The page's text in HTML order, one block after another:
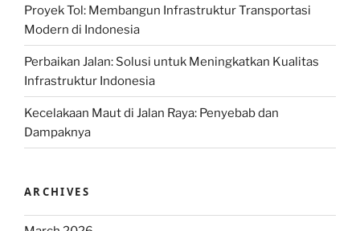
Proyek Tol: Membangun Infrastruktur Transportasi
Modern di Indonesia
Perbaikan Jalan: Solusi untuk Meningkatkan Kualitas
Infrastruktur Indonesia
Kecelakaan Maut di Jalan Raya: Penyebab dan
Dampaknya
ARCHIVES